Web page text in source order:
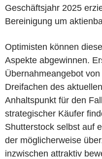
Geschäftsjahr 2025
Bereinigung um
Optimisten können
Aspekte abgewinnen.
Übernahmeangebot
Dreifachen des
Anhaltspunkt für den
strategischer Käufer
Shutterstock selbst auf
der möglicherweise
inzwischen attraktiv